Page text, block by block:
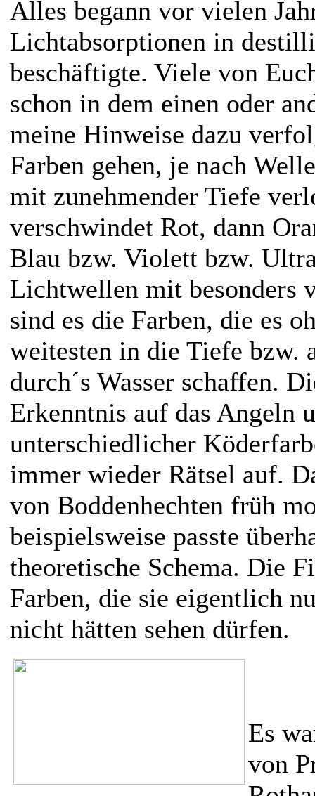
Alles begann vor vielen
Lichtabsorptionen in
beschäftigte. Viele von
schon in dem einen oder
meine Hinweise dazu
Farben gehen, je nach
mit zunehmender Tiefe
verschwindet Rot, dann
Blau bzw. Violett bzw.
Lichtwellen mit besonders
sind es die Farben, die es
weitesten in die Tiefe bzw.
durch´s Wasser schaffen.
Erkenntnis auf das Angeln
unterschiedlicher
immer wieder Rätsel auf.
von Boddenhechten früh
beispielsweise passte
theoretische Schema. Die
Farben, die sie eigentlich
nicht hätten sehen dürfen.
Es
von